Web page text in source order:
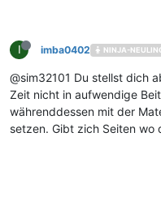
I imba0402 NINJA-
@sim32101 Du stellst dich
Zeit nicht in aufwendige
währenddessen mit der
setzen. Gibt zich Seiten wo